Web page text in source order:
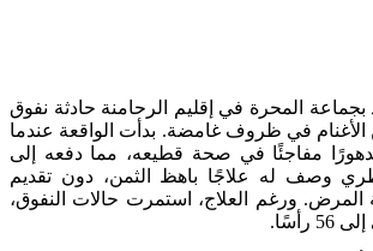
بجماعة المحرة في إقليم الرحامنة حادثة نفوق
رأسًا من الأغنام في ظروف غامضة. بدأت الواقعة عندما
مفاجئًا في صحة قطيعه، مما دفعه إلى
وصف له علاجًا باهظ الثمن، دون تقديم
ورغم العلاج، استمرت حالات النفوق،